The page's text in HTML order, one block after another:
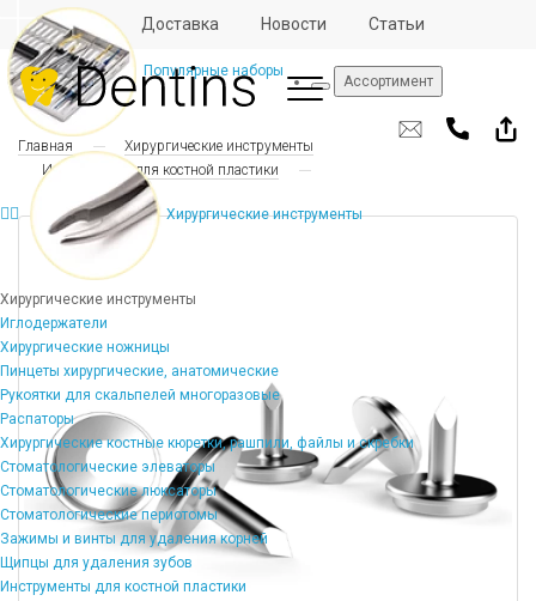
Отзывы Доставка Новости Статьи
Ассортимент
Популярные наборы
Хирургические инструменты
Хирургические инструменты
Иглодержатели
Хирургические ножницы
Пинцеты хирургические, анатомические
Рукоятки для скальпелей многоразовые
Распаторы
Хирургические костные кюретки, рашпили, файлы и скребки
Стоматологические элеваторы
Стоматологические люксаторы
Стоматологические периотомы
Зажимы и винты для удаления корней
Щипцы для удаления зубов
Инструменты для костной пластики
Главная
Хирургические инструменты
Инструменты для костной пластики